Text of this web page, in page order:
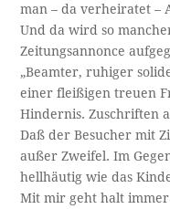
man – da verheiratet –
Und da wird so
Zeitungsannonce
„Beamter, ruhiger
einer fleißigen treuen
Hindernis. Zuschriften
Daß der Besucher mit
außer Zweifel. Im
hellhäutig wie das
Mit mir geht halt